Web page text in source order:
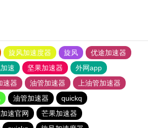
旋风加速度器 旋风
优途加速器
速 坚果加速器
外网app
速器 油管加速器
上油管加速器
油管加速器
quickq
速官网
芒果加速器